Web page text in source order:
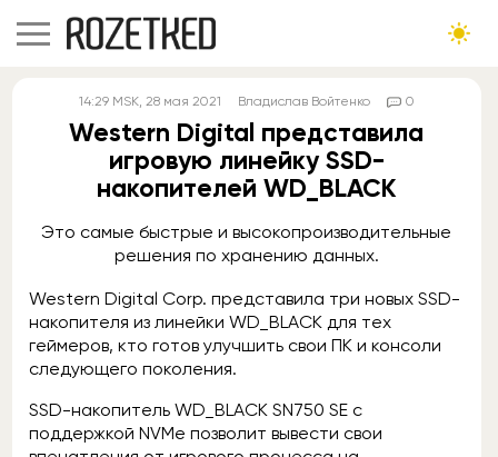
14:29 MSK, 28 мая 2021 Владислав Войтенко 0
Western Digital представила
игровую линейку SSD-
накопителей WD_BLACK
Это самые быстрые и высокопроизводительные
решения по хранению данных.
Western Digital Corp. представила три новых SSD-
накопителя из линейки WD_BLACK для тех
геймеров, кто готов улучшить свои ПК и консоли
следующего поколения.
SSD-накопитель WD_BLACK SN750 SE с
поддержкой NVMe позволит вывести свои